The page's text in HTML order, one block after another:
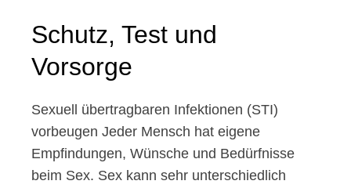
ÜBERSICHT
Schutz, Test und
Vorsorge
Sexuell übertragbaren Infektionen (STI)
vorbeugen Jeder Mensch hat eigene
Empfindungen, Wünsche und Bedürfnisse
beim Sex. Sex kann sehr unterschiedlich